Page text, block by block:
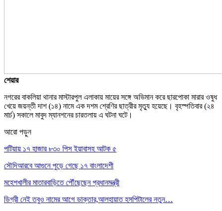
শেয়ার
নগরের বাকলিয়া থানার মাস্টারপুল এলাকায় মায়ের সঙ্গে অভিমান করে ছারপোকা মারার ওষুধ
খেয়ে জয়ন্তী দাশ (১৪) নামে এক দশম শ্রেণির ছাত্রীর মৃত্যু হয়েছে। বৃহস্পতিবার (২৪
মার্চ) সকালে মাবুদ ম্যানশনের চারতলায় এ ঘটনা ঘটে।
আরো পড়ুন
পটিয়ায় ১৭ হাজার ৮৩০ পিস ইয়াবাসহ আটক ৫
সৌদিআরবে আগুনে পুড়ে গেছে ১৭ বাংলাদেশী
মহেশখালীর মাতারবাড়িতে পৌঁছেছেন প্রধানমন্ত্রী
ডিগ্রী নেই তবুও নামের আগে ডাক্তার,আলহায়াত হসপিটালের নতুন…